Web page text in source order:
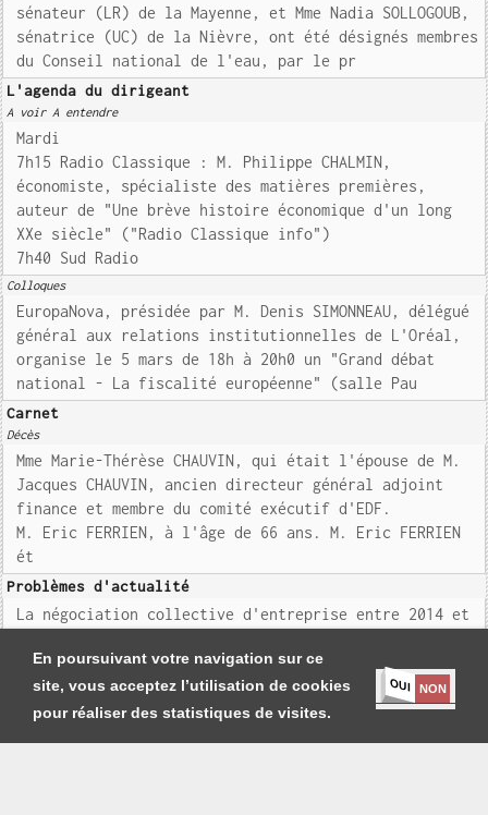
En poursuivant votre navigation sur ce
site, vous acceptez l’utilisation de cookies
pour réaliser des statistiques de visites.
OUI NON
sénateur (LR) de la Mayenne, et Mme Nadia SOLLOGOUB,
sénatrice (UC) de la Nièvre, ont été désignés membres
du Conseil national de l'eau, par le pr
L'agenda du dirigeant
A voir A entendre
Mardi
7h15 Radio Classique : M. Philippe CHALMIN,
économiste, spécialiste des matières premières,
auteur de "Une brève histoire économique d'un long
XXe siècle" ("Radio Classique info")
7h40 Sud Radio
Colloques
EuropaNova, présidée par M. Denis SIMONNEAU, délégué
général aux relations institutionnelles de L'Oréal,
organise le 5 mars de 18h à 20h0 un "Grand débat
national - La fiscalité européenne" (salle Pau
Carnet
Décès
Mme Marie-Thérèse CHAUVIN, qui était l'épouse de M.
Jacques CHAUVIN, ancien directeur général adjoint
finance et membre du comité exécutif d'EDF.
M. Eric FERRIEN, à l'âge de 66 ans. M. Eric FERRIEN
ét
Problèmes d'actualité
La négociation collective d'entreprise entre 2014 et